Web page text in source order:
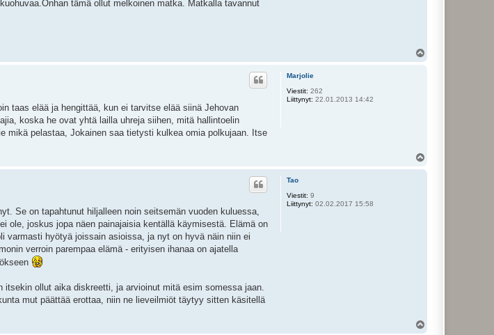
tämä ollut melkoinen matka. Matkalla tavannut
Marjolie
Viestit: 262
Liittynyt: 22.01.2013 14:42
taas elää ja hengittää, kun ei tarvitse elää siinä Jehovan
koska he ovat yhtä lailla uhreja siihen, mitä hallintoelin
mikä pelastaa, Jokainen saa tietysti kulkea omia polkujaan. Itse
Tao
Viestit: 9
Liittynyt: 02.02.2017 15:58
Se on tapahtunut hiljalleen noin seitsemän vuoden kuluessa,
ole, joskus jopa näen painajaisia kentällä käymisestä. Elämä on
varmasti hyötyä joissain asioissa, ja nyt on hyvä näin niin ei
verroin parempaa elämä - erityisen ihanaa on ajatella
ollut aika diskreetti, ja arvioinut mitä esim somessa jaan.
mut päättää erottaa, niin ne lieveilmiöt täytyy sitten käsitellä